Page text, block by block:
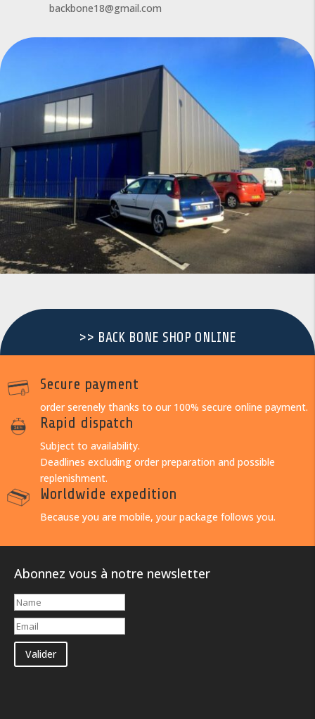
backbone18@gmail.com
>> BACK BONE SHOP ONLINE
Secure payment
order serenely thanks to our 100% secure online payment.
Rapid dispatch
Subject to availability.
Deadlines excluding order preparation and possible
replenishment.
Worldwide expedition
Because you are mobile, your package follows you.
Abonnez vous à notre newsletter
Valider